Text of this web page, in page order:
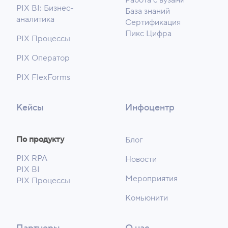
PIX BI: Бизнес-
аналитика
PIX Процессы
PIX Оператор
PIX FlexForms
База знаний
Сертификация
Пикс Цифра
Кейсы
По продукту
PIX RPA
PIX BI
PIX Процессы
Инфоцентр
Блог
Новости
Мероприятия
Комьюнити